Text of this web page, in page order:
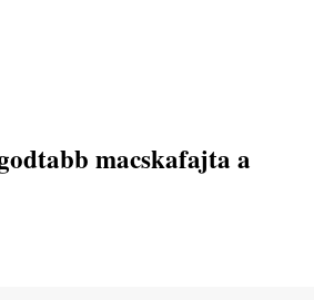
macskafajta a